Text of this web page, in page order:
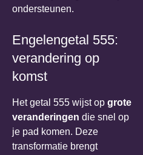
ondersteunen.
Engelengetal 555:
verandering op
komst
Het getal 555 wijst op grote
veranderingen die snel op
je pad komen. Deze
transformatie brengt